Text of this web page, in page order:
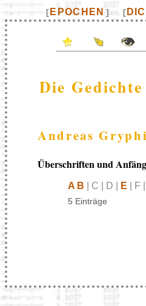
[ EPOCHEN ] [
Die Gedichte
Andreas
Überschriften und
A B | C | D | E | F
5 Einträge